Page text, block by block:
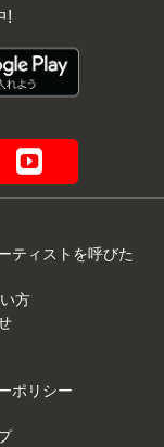
!
ティストを呼びた
方
ポリシー